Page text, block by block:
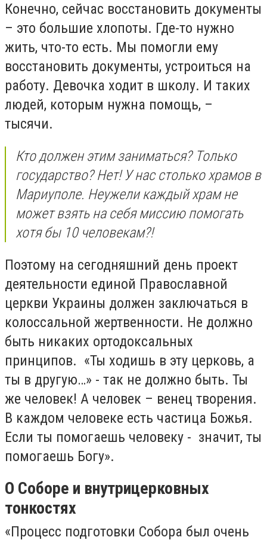
Конечно, сейчас восстановить документы
– это большие хлопоты. Где-то нужно
жить, что-то есть. Мы помогли ему
восстановить документы, устроиться на
работу. Девочка ходит в школу. И таких
людей, которым нужна помощь, –
тысячи.
Кто должен этим заниматься? Только
государство? Нет! У нас столько храмов в
Мариуполе. Неужели каждый храм не
может взять на себя миссию помогать
хотя бы 10 человекам?!
Поэтому на сегодняшний день проект
деятельности единой Православной
церкви Украины должен заключаться в
колоссальной жертвенности. Не должно
быть никаких ортодоксальных
принципов. «Ты ходишь в эту церковь, а
ты в другую…» - так не должно быть. Ты
же человек! А человек – венец творения.
В каждом человеке есть частица Божья.
Если ты помогаешь человеку - значит, ты
помогаешь Богу».
О Соборе и внутрицерковных
тонкостях
«Процесс подготовки Собора был очень